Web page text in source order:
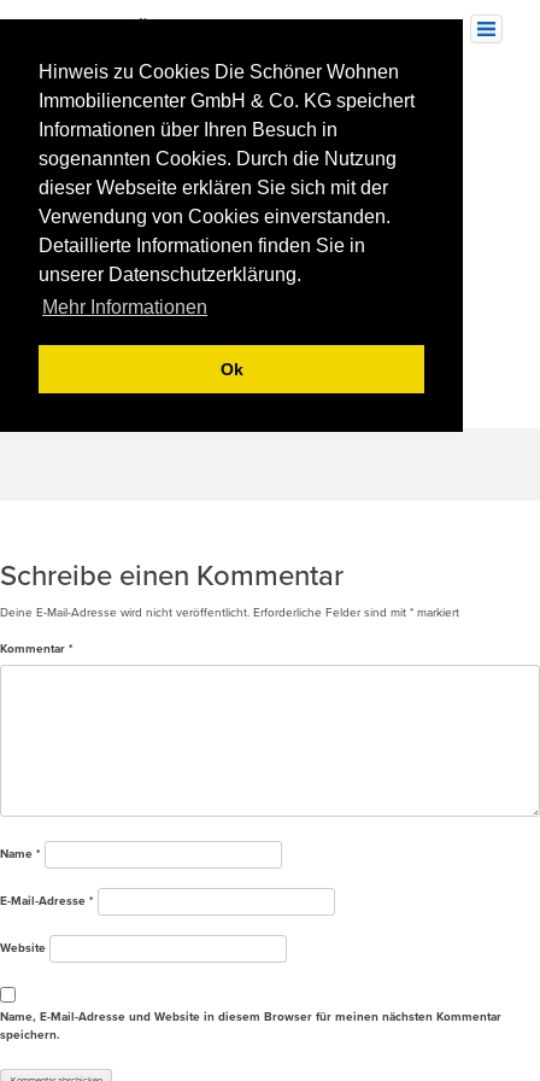
Hinweis zu Cookies Die Schöner Wohnen
Immobiliencenter GmbH & Co. KG speichert
Informationen über Ihren Besuch in
sogenannten Cookies. Durch die Nutzung
dieser Webseite erklären Sie sich mit der
Verwendung von Cookies einverstanden.
Detaillierte Informationen finden Sie in
unserer Datenschutzerklärung.
Mehr Informationen
Ok
Toggle
navigation
tamm-miet
Schreibe einen Kommentar
Deine E-Mail-Adresse wird nicht veröffentlicht. Erforderliche Felder sind mit * markiert
Kommentar *
Name *
E-Mail-Adresse *
Website
Name, E-Mail-Adresse und Website in diesem Browser für meinen nächsten Kommentar
speichern.